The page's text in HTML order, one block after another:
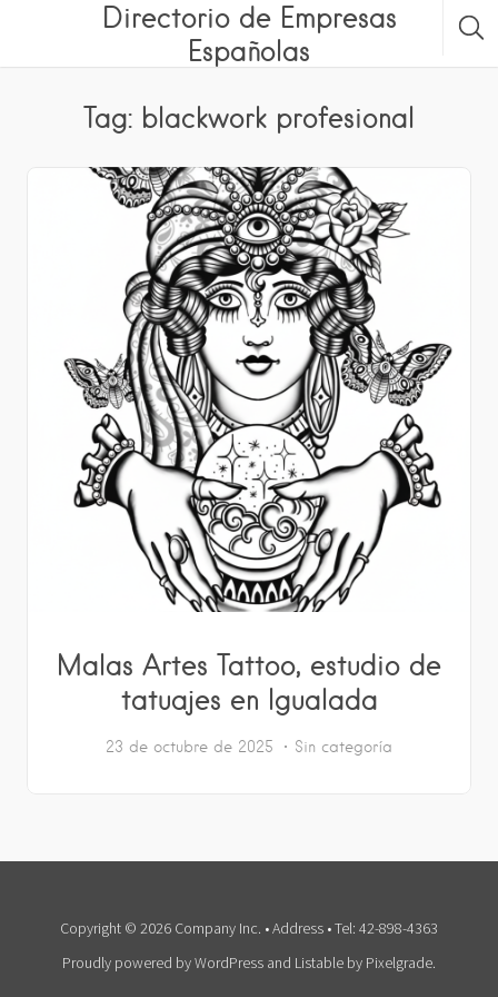
Directorio de Empresas
Españolas
Tag: blackwork profesional
Malas Artes Tattoo, estudio de
tatuajes en Igualada
23 de octubre de 2025 Sin categoría
Copyright © 2026 Company Inc. • Address • Tel: 42-898-4363
Proudly powered by WordPress and Listable by Pixelgrade.